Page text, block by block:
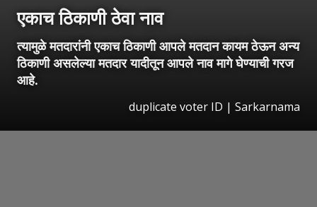
एकाच ठिकाणी ठेवा नाव
त्यामुळे मतदारांनी एकाच ठिकाणी आपले मतदान कायम ठेऊन अन्य
ठिकाणी असलेल्या मतदार यादीतून आपले नाव मागे घेण्याची गरज
आहे.
duplicate voter ID | Sarkarnama